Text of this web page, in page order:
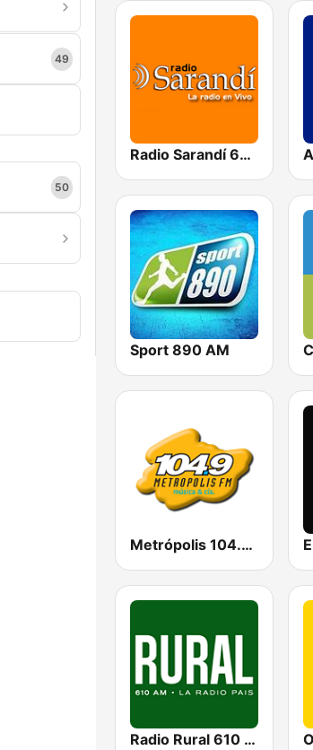
49
50
Radio Sarandí 690
Sport 890 AM
Metrópolis 104.9 FM
Radio Rural 610 AM